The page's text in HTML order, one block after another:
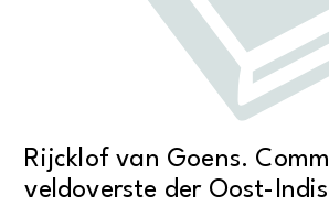
Rijcklof van Goens.
veldoverste der Oost-